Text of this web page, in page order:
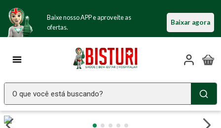
Baixe nosso APP e aproveite as
ofertas.
Baixar agora
O que você está buscando?